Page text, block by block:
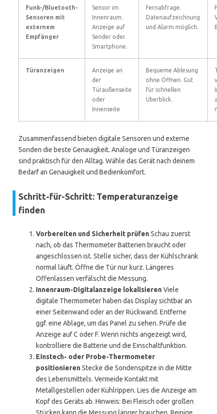
Funk-/Bluetooth-
Sensoren mit
externem
Empfänger
Sensor im
Innenraum.
Anzeige auf
Sender oder
Smartphone.
Fernabfrage.
Datenaufzeichnung
und Alarm möglich.
Türanzeigen
Anzeige an
der
Türaußenseite
oder
Innenseite
Bequeme Ablesung
ohne Öffnen. Gut
für schnellen
Überblick.
Zusammenfassend bieten digitale Sensoren und externe
Sonden die beste Genauigkeit. Analoge und Türanzeigen
sind praktisch für den Alltag. Wähle das Gerät nach deinem
Bedarf an Genauigkeit und Bedienkomfort.
Schritt-für-Schritt: Temperaturanzeige
finden
Vorbereiten und Sicherheit prüfenSchau zuerst
nach, ob das Thermometer Batterien braucht oder
angeschlossen ist. Stelle sicher, dass der Kühlschrank
normal läuft. Öffne die Tür nur kurz. Längeres
Offenlassen verfälscht die Messung.
Innenraum-Digitalanzeige lokalisierenViele
digitale Thermometer haben das Display sichtbar an
einer Seitenwand oder an der Rückwand. Entferne
ggf. eine Ablage, um das Panel zu sehen. Prüfe die
Anzeige auf C oder F. Wenn nichts angezeigt wird,
kontrolliere die Batterie und die Einschaltfunktion.
Einstech- oder Probe-Thermometer
positionierenStecke die Sondenspitze in die Mitte
des Lebensmittels. Vermeide Kontakt mit
Metallgestellen oder Kühlrippen. Lies die Anzeige am
Kopf des Geräts ab. Hinweis: Bei Fleisch oder großen